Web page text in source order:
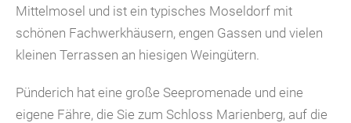
Mittelmosel und ist ein typisches Moseldorf mit
schönen Fachwerkhäusern, engen Gassen und vielen
kleinen Terrassen an hiesigen Weingütern.
Pünderich hat eine große Seepromenade und eine
eigene Fähre, die Sie zum Schloss Marienberg, auf die